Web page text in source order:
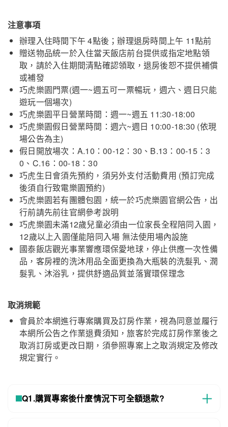
注意事項
辦理入住時間下午 4點後；辦理退房時間上午 11點前
贈送物品統一於入住當天飯店前台提供或指定地點領
取，請於入住期間清點確認領取，退房後恕不提供補償
或補發
巧虎樂園門票(週一~週五可一票暢玩，週六、週日只能
遊玩一個場次)
巧虎樂園平日營業時間：週一~週五 11:30-18:00
巧虎樂園假日營業時間：週六~週日 10:00-18:30 (依現
場公告為主)
假日開放場次：A.10：00-12：30、B.13：00-15：3
0、C.16：00-18：30
巧虎生日會須先預約，須另外支付活動費用 (預訂完成
後須自行致電樂園預約)
巧虎樂園若有團體包園，統一於巧虎樂園官網公告，出
行前請先前往官網參考說明
巧虎樂園未滿12歲兒童必須由一位家長全程陪同入園，
12歲以上入園僅能陪同入場 無法使用場內設施
國泰飯店觀光事業響應環保愛地球，停止供應一次性備
品，客房裡的洗沐用品全面更換為大瓶裝的洗髮乳、潤
髮乳、沐浴乳，提供舒適品質並落實環保理念
取消規範
會員於本網進行專案購買及訂房作業，視為同意並履行
本網所公告之作業退費須知，旅客於完成訂房作業後之
取消訂房或更改日期，須參照專案上之取消規定及修改
規定實行。
Q1.購買專案後什麼情況下可全額退款?